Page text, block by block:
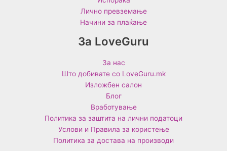
Лично превземање
Начини за плаќање
За LoveGuru
За нас
Што добивате со LoveGuru.mk
Изложбен салон
Блог
Вработување
Политика за заштита на лични податоци
Услови и Правила за користење
Политика за достава на производи